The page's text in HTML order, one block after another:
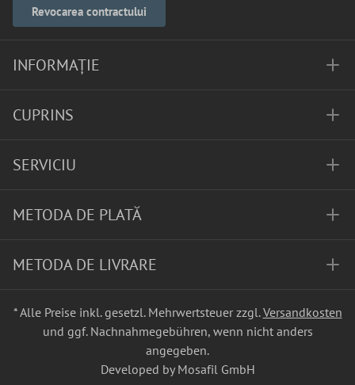
Revocarea contractului
INFORMAȚIE
CUPRINS
SERVICIU
METODA DE PLATĂ
METODA DE LIVRARE
* Alle Preise inkl. gesetzl. Mehrwertsteuer zzgl.Versandkosten
und ggf. Nachnahmegebühren, wenn nicht anders
angegeben.
Developed by Mosafil GmbH